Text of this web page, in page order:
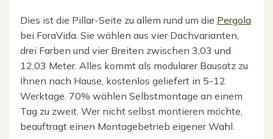
Dies ist die Pillar-Seite zu allem rund um die Pergola
bei ForaVida. Sie wählen aus vier Dachvarianten,
drei Farben und vier Breiten zwischen 3,03 und
12,03 Meter. Alles kommt als modularer Bausatz zu
Ihnen nach Hause, kostenlos geliefert in 5-12
Werktage. 70% wählen Selbstmontage an einem
Tag zu zweit. Wer nicht selbst montieren möchte,
beauftragt einen Montagebetrieb eigener Wahl.